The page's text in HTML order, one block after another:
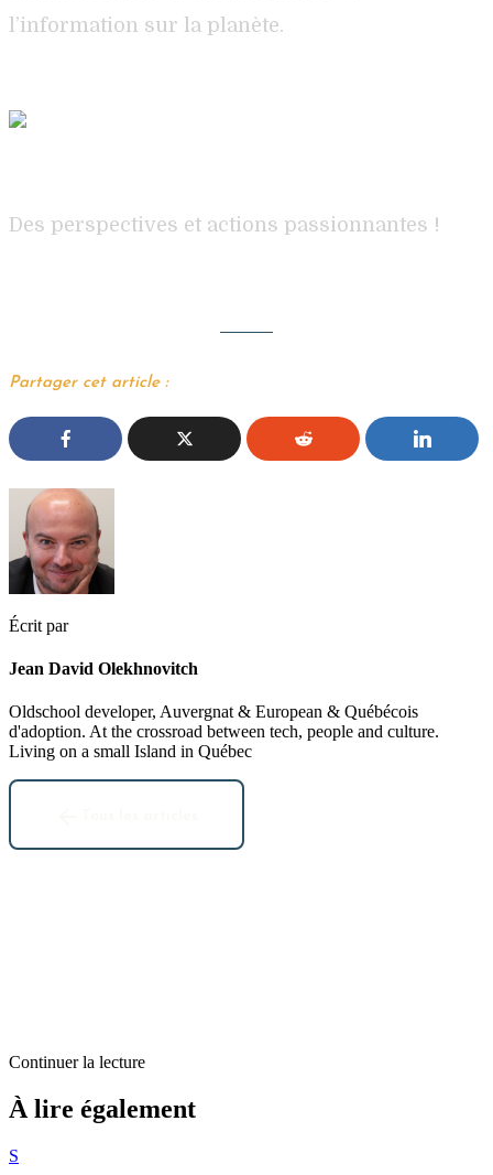
l’information sur la planète.
Des perspectives et actions passionnantes !
Partager cet article :
Écrit par
Jean David Olekhnovitch
Oldschool developer, Auvergnat & European & Québécois
d'adoption. At the crossroad between tech, people and culture.
Living on a small Island in Québec
Continuer la lecture
À lire également
S